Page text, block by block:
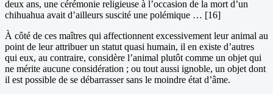
deux ans, une cérémonie religieuse à l’occasion de la mort d’un
chihuahua avait d’ailleurs suscité une polémique … [16]
À côté de ces maîtres qui affectionnent excessivement leur animal au
point de leur attribuer un statut quasi humain, il en existe d’autres
qui eux, au contraire, considère l’animal plutôt comme un objet qui
ne mérite aucune considération ; ou tout aussi ignoble, un objet dont
il est possible de se débarrasser sans le moindre état d’âme.